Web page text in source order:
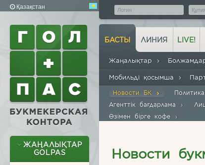
Қазақстан
ЖАҢАЛЫҚТАР
GOLPAS
БАСТЫ
Жаңалықтар
Новости БК
Агенттік бағдарлама
Өзімен бірге кофе
Мобильді қосымша
ЛИНИЯ LIVE!
Новости